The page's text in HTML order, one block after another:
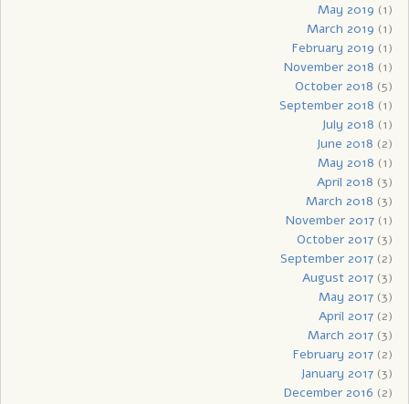
May 2019 (1)
March 2019 (1)
February 2019 (1)
November 2018 (1)
October 2018 (5)
September 2018 (1)
July 2018 (1)
June 2018 (2)
May 2018 (1)
April 2018 (3)
March 2018 (3)
November 2017(1)
October 2017(3)
September 2017(2)
August 2017(3)
May 2017(3)
April 2017(2)
March 2017(3)
February 2017(2)
January 2017(3)
December 2016 (2)